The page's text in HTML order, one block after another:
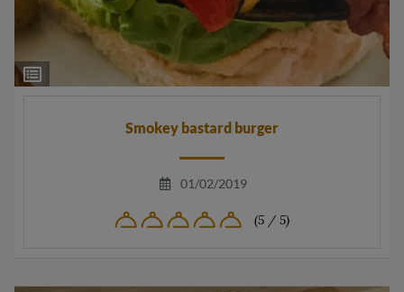
Ingrediëntenlijst
Smokey bastard burger
01/02/2019
(5 / 5)